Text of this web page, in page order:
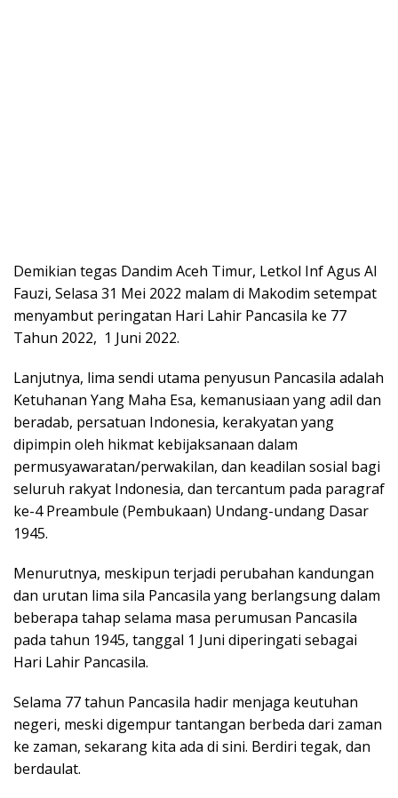
Demikian tegas Dandim Aceh Timur, Letkol Inf Agus Al
Fauzi, Selasa 31 Mei 2022 malam di Makodim setempat
menyambut peringatan Hari Lahir Pancasila ke 77
Tahun 2022, 1 Juni 2022.
Lanjutnya, lima sendi utama penyusun Pancasila adalah
Ketuhanan Yang Maha Esa, kemanusiaan yang adil dan
beradab, persatuan Indonesia, kerakyatan yang
dipimpin oleh hikmat kebijaksanaan dalam
permusyawaratan/perwakilan, dan keadilan sosial bagi
seluruh rakyat Indonesia, dan tercantum pada paragraf
ke-4 Preambule (Pembukaan) Undang-undang Dasar
1945.
Menurutnya, meskipun terjadi perubahan kandungan
dan urutan lima sila Pancasila yang berlangsung dalam
beberapa tahap selama masa perumusan Pancasila
pada tahun 1945, tanggal 1 Juni diperingati sebagai
Hari Lahir Pancasila.
Selama 77 tahun Pancasila hadir menjaga keutuhan
negeri, meski digempur tantangan berbeda dari zaman
ke zaman, sekarang kita ada di sini. Berdiri tegak, dan
berdaulat.